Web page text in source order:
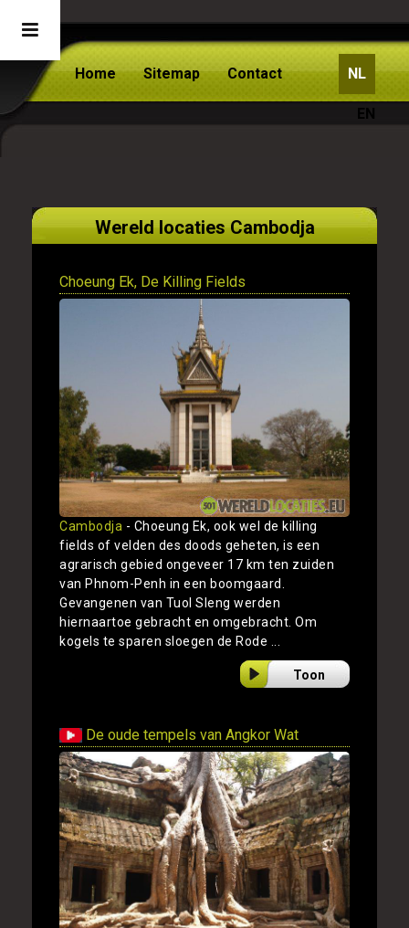
Home Sitemap Contact NL
EN
Wereld locaties Cambodja
Choeung Ek, De Killing Fields
Cambodja - Choeung Ek, ook wel de killing
fields of velden des doods geheten, is een
agrarisch gebied ongeveer 17 km ten zuiden
van Phnom-Penh in een boomgaard.
Gevangenen van Tuol Sleng werden
hiernaartoe gebracht en omgebracht. Om
kogels te sparen sloegen de Rode ...
Toon
De oude tempels van Angkor Wat